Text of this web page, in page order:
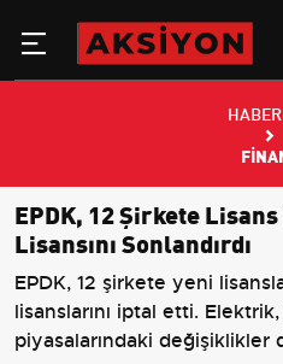
EPDK, 12 Şirkete
Lisansını Sonlandırdı
EPDK, 12 şirkete yeni
lisanslarını iptal etti.
piyasalarındaki değişiklikler